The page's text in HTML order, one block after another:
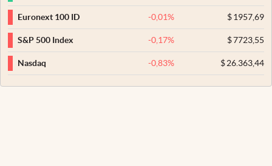
Euronext 100 ID -0,01% $1957,69
S&P 500 Index -0,17% $7723,55
Nasdaq -0,83% $26.363,44